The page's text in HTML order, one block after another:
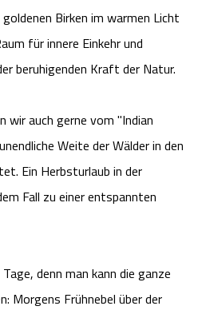
dem Bauernhof
Minute
Anreise
Videos
Reiten
Küche
Heide
Berge
Zentrum
Bispingen
Haus
Celle
Celle
Celle
& Führungen Celle
Birken im warmen Licht
für innere Einkehr und
beruhigenden Kraft der Natur.
wir auch gerne vom "Indian
Weite der Wälder in den
Ein Herbsturlaub in der
Fall zu einer entspannten
denn man kann die ganze
Morgens Frühnebel über der